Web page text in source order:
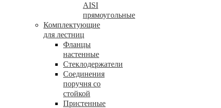
AISI
прямоугольные
Комплектующие
для лестниц
Фланцы
настенные
Стеклодержатели
Соединения
поручня со
стойкой
Пристенные